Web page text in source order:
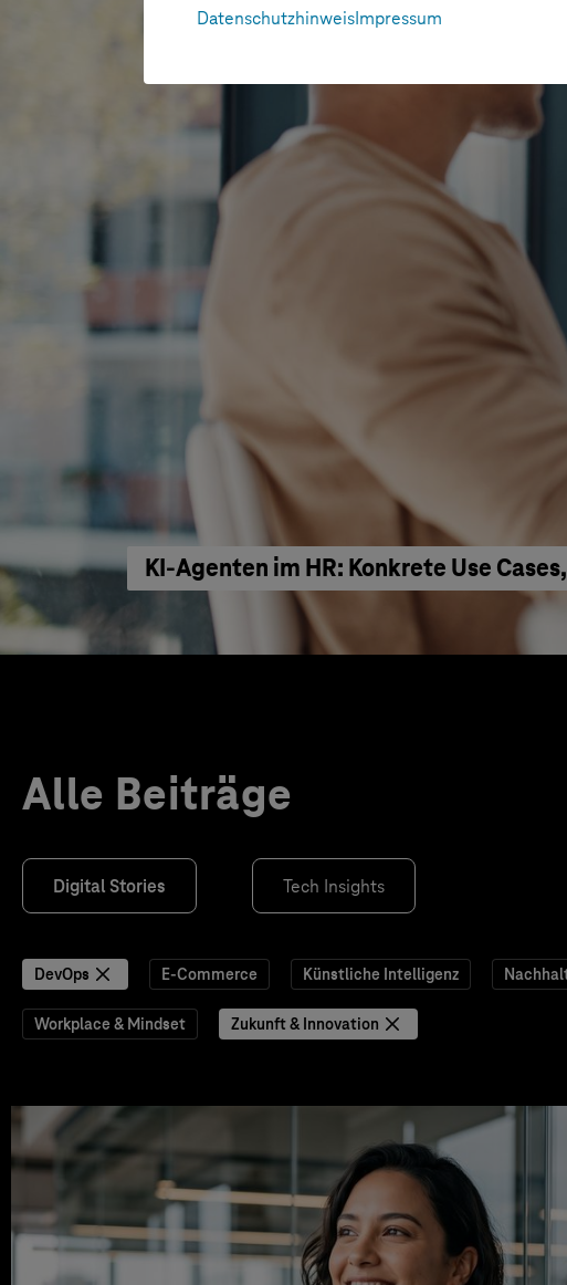
DatenschutzhinweisImpressum
KI‑Agenten im HR: Konkrete Use
Alle Beiträge
Digital Stories Tech Insights
DevOps E-Commerce Künstliche Intelligenz
Workplace & Mindset Zukunft & Innovation